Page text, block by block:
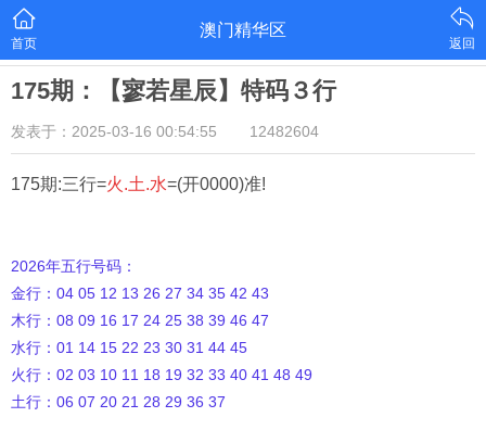
首页
澳门精华区
返回
175期：【寥若星辰】特码３行
发表于：2025-03-16 00:54:55 12482604
175期:三行=火.土.水=(开0000)准!
2026年五行号码：
金行：04 05 12 13 26 27 34 35 42 43
木行：08 09 16 17 24 25 38 39 46 47
水行：01 14 15 22 23 30 31 44 45
火行：02 03 10 11 18 19 32 33 40 41 48 49
土行：06 07 20 21 28 29 36 37